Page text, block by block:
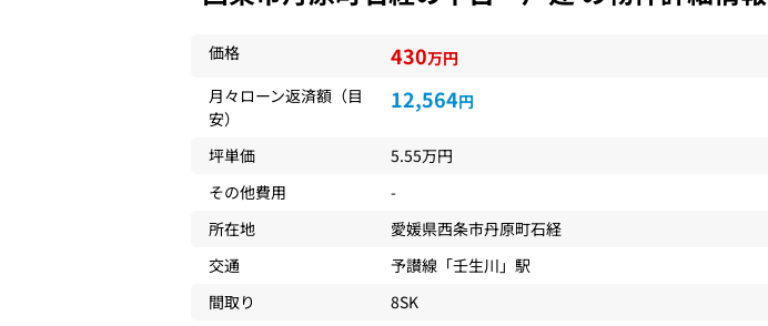
価格 430万円
月々ローン返済額（目
安）
12,564円
坪単価
5.55万円
その他費用
-
所在地
愛媛県西条市丹原町石経
交通
予讃線 「壬生川 」駅
間取り
8SK